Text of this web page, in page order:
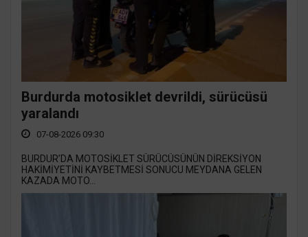
Burdurda motosiklet devrildi, sürücüsü
yaralandı
07-08-2026 09:30
BURDUR’DA MOTOSİKLET SÜRÜCÜSÜNÜN DİREKSİYON
HAKİMİYETİNİ KAYBETMESİ SONUCU MEYDANA GELEN
KAZADA MOTO...